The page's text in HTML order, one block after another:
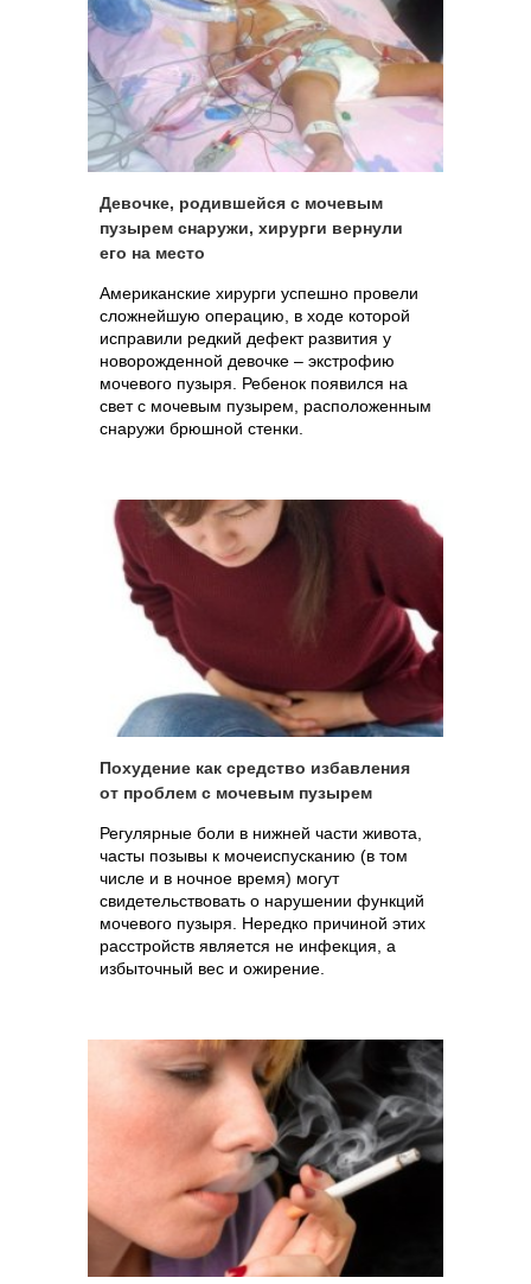
Девочке, родившейся с мочевым
пузырем снаружи, хирурги вернули
его на место
Американские хирурги успешно провели
сложнейшую операцию, в ходе которой
исправили редкий дефект развития у
новорожденной девочке – экстрофию
мочевого пузыря. Ребенок появился на
свет с мочевым пузырем, расположенным
снаружи брюшной стенки.
Похудение как средство избавления
от проблем с мочевым пузырем
Регулярные боли в нижней части живота,
часты позывы к мочеиспусканию (в том
числе и в ночное время) могут
свидетельствовать о нарушении функций
мочевого пузыря. Нередко причиной этих
расстройств является не инфекция, а
избыточный вес и ожирение.